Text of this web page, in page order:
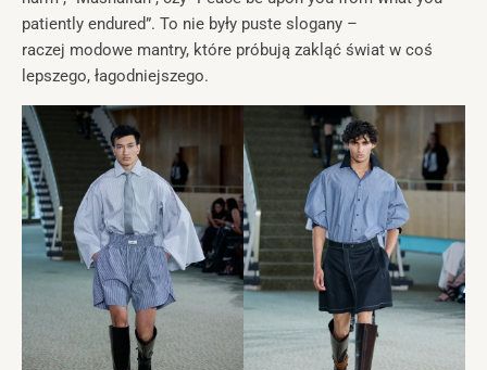
patiently endured”. To nie były puste slogany –
raczej modowe mantry, które próbują zakląć świat w coś
lepszego, łagodniejszego.